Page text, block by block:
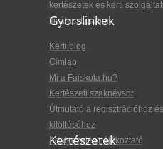
kertészetek és kerti
kiválasztásában.
Gyorslinkek
Kerti blog
Címlap
Mi a Faiskola.hu?
Kertészeti szaknévsor
Útmutató a regisztrációhoz
kitöltéséhez
Adatkezelési tájékoztató
Kertészetek